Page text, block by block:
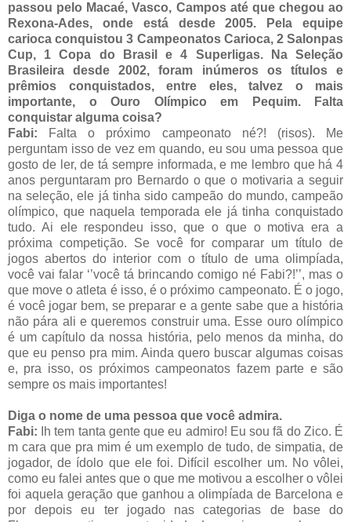
passou pelo Macaé, Vasco, Campos até que chegou ao
Rexona-Ades, onde está desde 2005. Pela equipe
carioca conquistou 3 Campeonatos Carioca, 2 Salonpas
Cup, 1 Copa do Brasil e 4 Superligas. Na Seleção
Brasileira desde 2002, foram inúmeros os títulos e
prêmios conquistados, entre eles, talvez o mais
importante, o Ouro Olímpico em Pequim. Falta
conquistar alguma coisa?
Fabi: Falta o próximo campeonato né?! (risos). Me
perguntam isso de vez em quando, eu sou uma pessoa que
gosto de ler, de tá sempre informada, e me lembro que há 4
anos perguntaram pro Bernardo o que o motivaria a seguir
na seleção, ele já tinha sido campeão do mundo, campeão
olímpico, que naquela temporada ele já tinha conquistado
tudo. Ai ele respondeu isso, que o que o motiva era a
próxima competição. Se você for comparar um título de
jogos abertos do interior com o título de uma olimpíada,
você vai falar ‘’você tá brincando comigo né Fabi?!’’, mas o
que move o atleta é isso, é o próximo campeonato. É o jogo,
é você jogar bem, se preparar e a gente sabe que a história
não pára ali e queremos construir uma. Esse ouro olímpico
é um capítulo da nossa história, pelo menos da minha, do
que eu penso pra mim. Ainda quero buscar algumas coisas
e, pra isso, os próximos campeonatos fazem parte e são
sempre os mais importantes!
Diga o nome de uma pessoa que você admira.
Fabi:
Ih tem tanta gente que eu admiro! Eu sou fã do Zico. É
m cara que pra mim é um exemplo de tudo, de simpatia, de
jogador, de ídolo que ele foi. Difícil escolher um. No vôlei,
como eu falei antes que o que me motivou a escolher o vôlei
foi aquela geração que ganhou a olimpíada de Barcelona e
por depois eu ter jogado nas categorias de base do